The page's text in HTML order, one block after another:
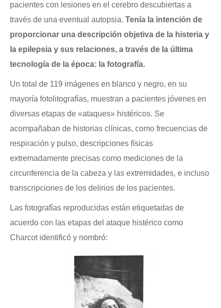
pacientes con lesiones en el cerebro descubiertas a
través de una eventual autopsia. Tenía la intención de
proporcionar una descripción objetiva de la histeria y
la epilepsia y sus relaciones, a través de la última
tecnología de la época: la fotografía.
Un total de 119 imágenes en blanco y negro, en su
mayoría fotolitografías, muestran a pacientes jóvenes en
diversas etapas de «ataques» histéricos. Se
acompañaban de historias clínicas, como frecuencias de
respiración y pulso, descripciones físicas
extremadamente precisas como mediciones de la
circunferencia de la cabeza y las extremidades, e incluso
transcripciones de los delirios de los pacientes.
Las fotografías reproducidas están etiquetadas de
acuerdo con las etapas del ataque histérico como
Charcot identificó y nombró: